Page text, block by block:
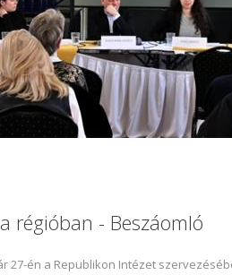
régióban - Beszáomló
27-én a Republikon Intézet